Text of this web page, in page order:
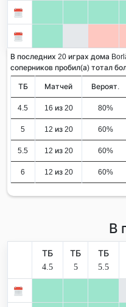
В последних 20 играх дома
соперников пробил(а) тотал
ТБ Матчей Вероят.
4.5 16 из 20 80%
5 12 из 20 60%
5.5 12 из 20 60%
6 12 из 20 60%
В
ТБ
4.5
ТБ
5
ТБ
5.5